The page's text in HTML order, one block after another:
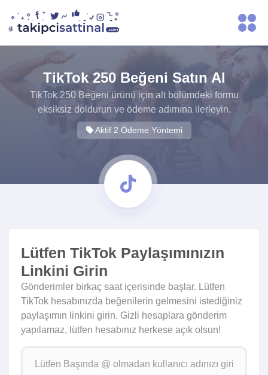
TikTok 250 Beğeni Satın Al
TikTok 250 Beğeni ürünü için alt bölümdeki formu
eksiksiz doldurun ve ödeme adımına ilerleyin.
Aktif 2 Ödeme Yöntemi
Lütfen TikTok Paylaşımınızın
Linkini Girin
Gönderimler birkaç saat içerisinde başlar. Lütfen
TikTok hesabınızda beğenilerin gelmesini istediğiniz
paylaşımın linkini girin. Gizli hesaplara gönderim
yapılamaz, lütfen hesabınız herkese açık olsun!